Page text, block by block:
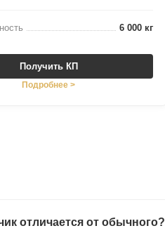
6 000 кг
Получить КП
Подробнее >
отличается от обычного?